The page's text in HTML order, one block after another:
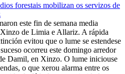
forestais mobilizan os servizos de
este fin de semana media
de Limia e Allariz. A rápida
evitou que o lume se estendese
ocorreu este domingo arredor
Damil, en Xinzo. O lume iniciouse
o que xerou alarma entre os